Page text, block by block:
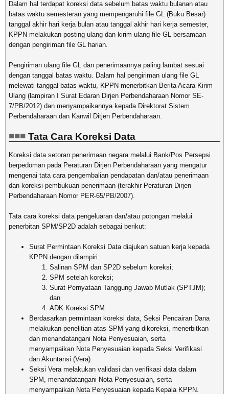
Dalam hal terdapat koreksi data sebelum batas waktu bulanan atau
batas waktu semesteran yang mempengaruhi file GL (Buku Besar)
tanggal akhir hari kerja bulan atau tanggal akhir hari kerja semester,
KPPN melakukan posting ulang dan kirim ulang file GL bersamaan
dengan pengiriman file GL harian.
Pengiriman ulang file GL dan penerimaannya paling lambat sesuai
dengan tanggal batas waktu. Dalam hal pengiriman ulang file GL
melewati tanggal batas waktu, KPPN menerbitkan Berita Acara Kirim
Ulang (lampiran I Surat Edaran Dirjen Perbendaharaan Nomor SE-
7/PB/2012) dan menyampaikannya kepada Direktorat Sistem
Perbendaharaan dan Kanwil Ditjen Perbendaharaan.
Tata Cara Koreksi Data
Koreksi data setoran penerimaan negara melalui Bank/Pos Persepsi
berpedoman pada Peraturan Dirjen Perbendaharaan yang mengatur
mengenai tata cara pengembalian pendapatan dan/atau penerimaan
dan koreksi pembukuan penerimaan (terakhir Peraturan Dirjen
Perbendaharaan Nomor PER-65/PB/2007).
Tata cara koreksi data pengeluaran dan/atau potongan melalui
penerbitan SPM/SP2D adalah sebagai berikut:
Surat Permintaan Koreksi Data diajukan satuan kerja kepada
KPPN dengan dilampiri:
Salinan SPM dan SP2D sebelum koreksi;
SPM setelah koreksi;
Surat Pernyataan Tanggung Jawab Mutlak (SPTJM);
dan
ADK Koreksi SPM.
Berdasarkan permintaan koreksi data, Seksi Pencairan Dana
melakukan penelitian atas SPM yang dikoreksi, menerbitkan
dan menandatangani Nota Penyesuaian, serta
menyampaikan Nota Penyesuaian kepada Seksi Verifikasi
dan Akuntansi (Vera).
Seksi Vera melakukan validasi dan verifikasi data dalam
SPM, menandatangani Nota Penyesuaian, serta
menyampaikan Nota Penyesuaian kepada Kepala KPPN.